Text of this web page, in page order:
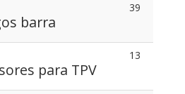
barra
39
para TPV
13